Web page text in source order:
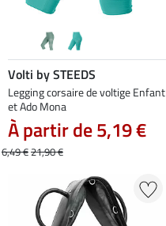
Volti by STEEDS
Legging corsaire de voltige Enfant
et Ado Mona
À partir de 5,19 €
6,49 €21,90 €